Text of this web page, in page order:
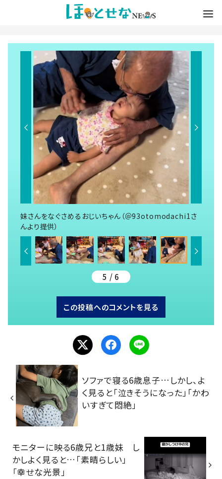
妹さんをなぐさめるおじいちゃん（＠93otomodachi1さ
んより提供）
5 / 6
この投稿へのコメントを見る
ソファで寝る6歳息子…しかし、よ
く見ると「泣きそうになった」「かわ
いすぎて悶絶」
モニターに映る6歳兄と1歳妹 し
かしよく見ると…「素晴らしい」
「幸せな光景」